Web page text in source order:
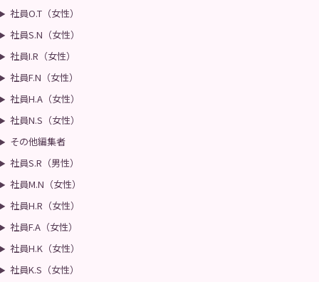
社員O.T（女性）
社員S.N（女性）
社員I.R（女性）
社員F.N（女性）
社員H.A（女性）
社員N.S（女性）
その他編集者
社員S.R（男性）
社員M.N（女性）
社員H.R（女性）
社員F.A（女性）
社員H.K（女性）
社員K.S（女性）